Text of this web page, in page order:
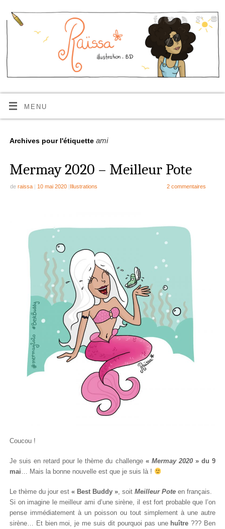
MENU
Archives pour l'étiquette ami
Mermay 2020 – Meilleur Pote
de raissa | 10 mai 2020 |Illustrations 2 commentaires
Coucou !
Je suis en retard pour le thème du challenge « Mermay 2020» du 9
mai … Mais la bonne nouvelle est que je suis là !
Le thème du jour est « Best Buddy », soit Meilleur Poteen français.
Si on imagine le meilleur ami d’une sirène, il est fort probable que l’on
pense immédiatement à un poisson ou tout simplement à une autre
sirène… Et bien moi, je me suis dit pourquoi pas une huître??? Ben